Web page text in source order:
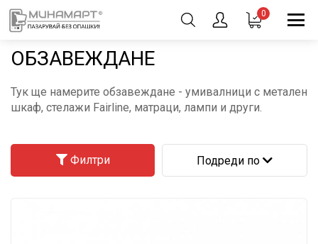
0
ОБЗАВЕЖДАНЕ
Тук ще намерите обзавеждане - умивалници с метален
шкаф, стелажи Fairline, матраци, лампи и други.
Филтри Подреди по